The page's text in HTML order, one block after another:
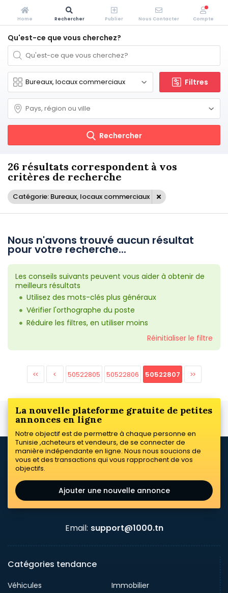
Qu'est-ce que vous cherchez?
Filtres
Rechercher
26 résultats correspondent à vos
critères de recherche
Catégorie: Bureaux, locaux commerciaux
Nous n'avons trouvé aucun résultat
pour votre recherche...
Les conseils suivants peuvent vous aider à obtenir de
meilleurs résultats
Utilisez des mots-clés plus généraux
Vérifier l'orthographe du poste
Réduire les filtres, en utiliser moins
Réinitialiser le filtre
<< < 50522805 50522806 50522807 >>
La nouvelle plateforme gratuite de petites
annonces en ligne
Notre objectif est de permettre à chaque personne en
Tunisie ,acheteurs et vendeurs, de se connecter de
manière indépendante en ligne. Nous nous soucions de
vous et des transactions qui vous rapprochent de vos
objectifs.
Ajouter une nouvelle annonce
Email: support@1000.tn
Catégories tendance
Véhicules
Immobilier
Home Rechercher Publier Nous Contacter Compte